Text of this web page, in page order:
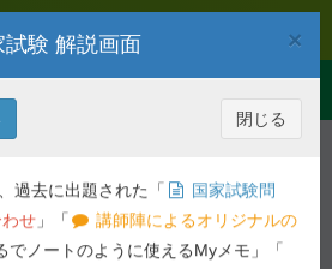
×
験 解説画面
閉じる
過去に出題された「
国家試験問
せ 」「
講師陣によるオリジナルの
でノートのように使えるMyメモ」「
過去問解説
第104回 薬剤師国家試